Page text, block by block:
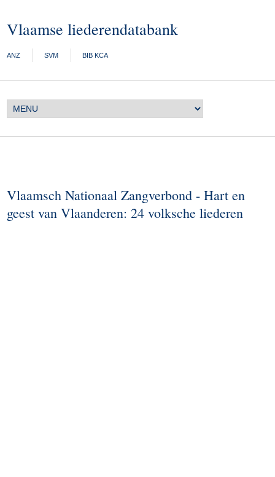
Vlaamse liederendatabank
ANZ SVM BIB KCA
Vlaamsch Nationaal Zangverbond - Hart en
geest van Vlaanderen: 24 volksche liederen